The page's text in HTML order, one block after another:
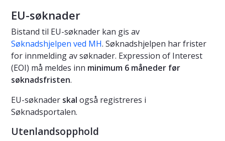
EU-søknader
Bistand til EU-søknader kan gis av
Søknadshjelpen ved MH. Søknadshjelpen har frister
for innmelding av søknader. Expression of Interest
(EOI) må meldes inn minimum 6 måneder før
søknadsfristen.
EU-søknader skal også registreres i
Søknadsportalen.
Utenlandsopphold